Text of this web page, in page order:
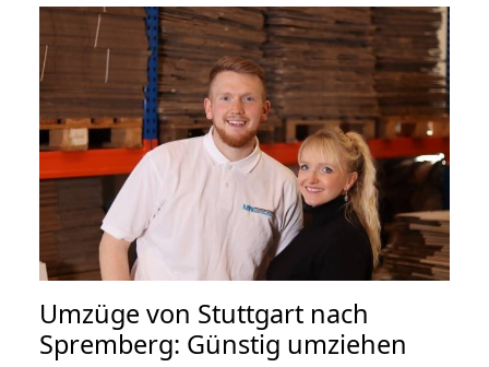
Umzüge von Stuttgart nach
Spremberg: Günstig umziehen